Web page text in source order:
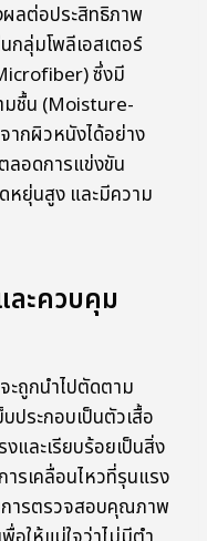
ลต่อประสิทธิภาพ
กลุ่มโพลีเอสเตอร์
ซึ่งมี
มชื้น (Moisture-
ากผิวหนังได้อย่าง
ลอดการแข่งขัน
หยุ่นสูง และมีความ
ละควบคุม
ะถูกนำไปตัดตาม
ประกอบเป็นตัวเสื้อ
และเรียบร้อยเป็นสิ่ง
รเคลื่อนไหวที่รุนแรง
การตรวจสอบคุณภาพ